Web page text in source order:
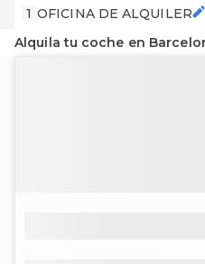
1 OFICINA DE ALQUILER
Alquila tu coche en